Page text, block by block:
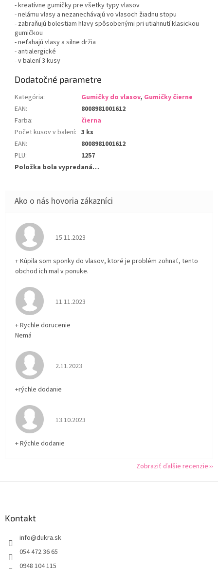
- kreatívne gumičky pre všetky typy vlasov
- nelámu vlasy a nezanechávajú vo vlasoch žiadnu stopu
- zabraňujú bolestiam hlavy spôsobenými pri utiahnutí klasickou
gumičkou
- neťahajú vlasy a silne držia
- antialergické
- v balení 3 kusy
Dodatočné parametre
Kategória: Gumičky do vlasov, Gumičky čierne
EAN:
8008981001612
Farba:
čierna
Počet kusov v balení: 3 ks
EAN:
8008981001612
PLU:
1257
Položka bola vypredaná…
Hodnotenie obchodu je 5 z 5 hviezdičiek.
15.11.2023
+ Kúpila som sponky do vlasov, ktoré je problém zohnať, tento
obchod ich mal v ponuke.
Hodnotenie obchodu je 5 z 5 hviezdičiek.
11.11.2023
+ Rychle dorucenie
Nemá
Hodnotenie obchodu je 5 z 5 hviezdičiek.
2.11.2023
+rýchle dodanie
Hodnotenie obchodu je 5 z 5 hviezdičiek.
13.10.2023
+ Rýchle dodanie
Zobraziť ďalšie recenzie
Kontakt
info@dukra.sk
054 472 36 65
0948 104 115